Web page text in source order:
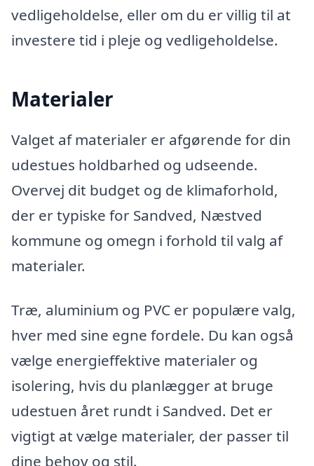
vedligeholdelse, eller om du er villig til at
investere tid i pleje og vedligeholdelse.
Materialer
Valget af materialer er afgørende for din
udestues holdbarhed og udseende.
Overvej dit budget og de klimaforhold,
der er typiske for Sandved, Næstved
kommune og omegn i forhold til valg af
materialer.
Træ, aluminium og PVC er populære valg,
hver med sine egne fordele. Du kan også
vælge energieffektive materialer og
isolering, hvis du planlægger at bruge
udestuen året rundt i Sandved. Det er
vigtigt at vælge materialer, der passer til
dine behov og stil.